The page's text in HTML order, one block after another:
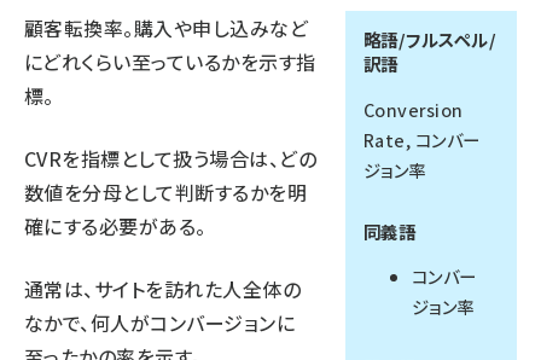
z世代 (1623)
meo (1277)
略語/フルスペル/
訳語
Conversion
Rate, コンバー
ジョン率
同義語
コンバー
ジョン率
顧客転換率。購入や申し込みなど
にどれくらい至っているかを示す指
標。
CVRを指標として扱う場合は、どの
数値を分母として判断するかを明
確にする必要がある。
通常は、サイトを訪れた人全体の
なかで、何人がコンバージョンに